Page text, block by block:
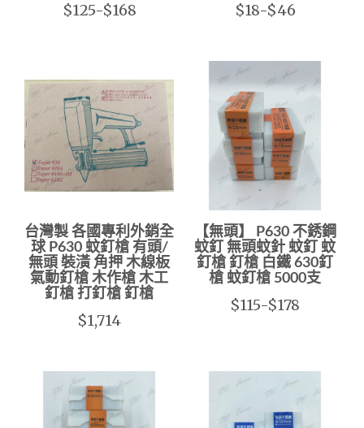
$125-$168 $18-$46
台灣製 各國專利外銷全
球 P630 蚊釘槍 有頭/
無頭 裝潢 角押 木線板
氣動釘槍 木作槍 木工
釘槍 打釘槍 釘槍
$1,714
【無頭】 P630 不銹鋼
蚊釘 無頭蚊針 蚊釘 蚊
釘槍 釘槍 白鐵 630釘
槍 蚊釘槍 5000支
$115-$178